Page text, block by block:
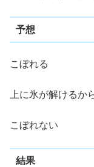
予想
こぼれる
上に氷が解けるか
こぼれない
結果